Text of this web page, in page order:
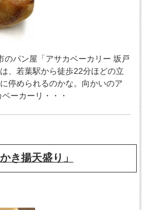
のパン屋「アサカベーカリー 坂戸
、若葉駅から徒歩22分ほどの立
停められるのかな。向かいのア
ーカーリ・・・
き揚天盛り」